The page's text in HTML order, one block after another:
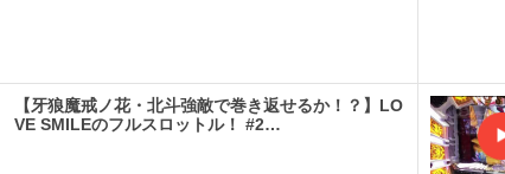
【牙狼魔戒ノ花・北斗強敵で巻き返せるか！？】LO
VE SMILEのフルスロットル！ #2…